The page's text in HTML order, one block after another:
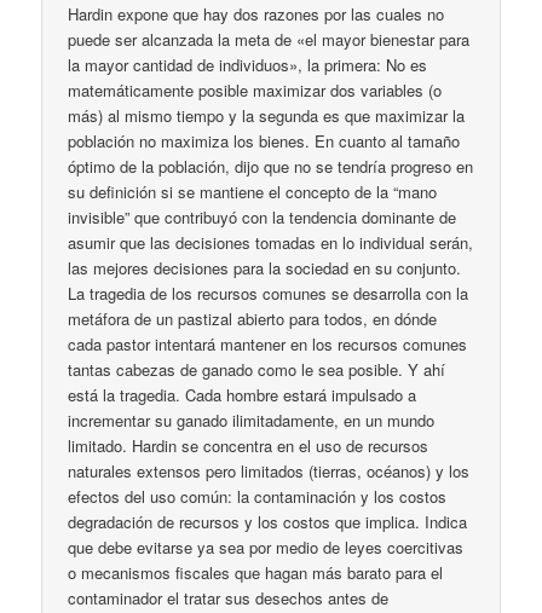
Hardin expone que hay dos razones por las cuales no
puede ser alcanzada la meta de «el mayor bienestar para
la mayor cantidad de individuos», la primera: No es
matemáticamente posible maximizar dos variables (o
más) al mismo tiempo y la segunda es que maximizar la
población no maximiza los bienes. En cuanto al tamaño
óptimo de la población, dijo que no se tendría progreso en
su definición si se mantiene el concepto de la “mano
invisible” que contribuyó con la tendencia dominante de
asumir que las decisiones tomadas en lo individual serán,
las mejores decisiones para la sociedad en su conjunto.
La tragedia de los recursos comunes se desarrolla con la
metáfora de un pastizal abierto para todos, en dónde
cada pastor intentará mantener en los recursos comunes
tantas cabezas de ganado como le sea posible. Y ahí
está la tragedia. Cada hombre estará impulsado a
incrementar su ganado ilimitadamente, en un mundo
limitado. Hardin se concentra en el uso de recursos
naturales extensos pero limitados (tierras, océanos) y los
efectos del uso común: la contaminación y los costos
degradación de recursos y los costos que implica. Indica
que debe evitarse ya sea por medio de leyes coercitivas
o mecanismos fiscales que hagan más barato para el
contaminador el tratar sus desechos antes de